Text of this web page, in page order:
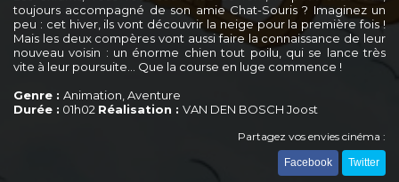
toujours accompagné de son amie Chat-Souris ? Imaginez un
peu : cet hiver, ils vont découvrir la neige pour la première fois !
Mais les deux compères vont aussi faire la connaissance de leur
nouveau voisin : un énorme chien tout poilu, qui se lance très
vite à leur poursuite… Que la course en luge commence !
Genre : Animation, Aventure
Durée : 01h02 Réalisation : VAN DEN BOSCH Joost
Partagez vos envies cinéma :
Facebook Twitter